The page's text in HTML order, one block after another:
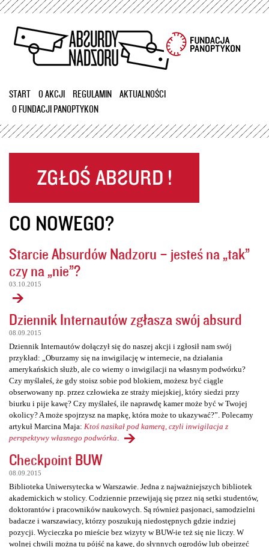
Przejdź
treści
START O AKCJI REGULAMIN
AKTUALNOŚCI
O FUNDACJI PANOPTYKON
CO NOWEGO?
Starcie Absurdów Nadzoru – jesteś na „tak”
czy na „nie”?
03.10.2015
Dziennik Internautów zgłasza swój absurd
08.09.2015
Dziennik Internautów dołączył się do naszej akcji i zgłosił nam swój
przykład: „Oburzamy się na inwigilację w internecie, na działania
amerykańskich służb, ale co wiemy o inwigilacji na własnym podwórku?
Czy myślałeś, że gdy stoisz sobie pod blokiem, możesz być ciągle
obserwowany np. przez człowieka ze straży miejskiej, który siedzi przy
biurku i pije kawę? Czy myślałeś, ile naprawdę kamer może być w Twojej
okolicy? A może spojrzysz na mapkę, która może to ukazywać?”. Polecamy
artykuł Marcina Maja: Ktoś nasikał pod kamerą, czyli inwigilacja z
perspektywy własnego podwórka
Checkpoint BUW
08.09.2015
Biblioteka Uniwersytecka w Warszawie. Jedna z najważniejszych bibliotek
akademickich w stolicy. Codziennie przewijają się przez nią setki studentów,
doktorantów i pracowników naukowych. Są również pasjonaci, samodzielni
badacze i warszawiacy, którzy poszukują niedostępnych gdzie indziej
pozycji. Wycieczka po mieście bez wizyty w BUW-ie też się nie liczy. W
wolnej chwili można tu pójść na kawę, do słynnych ogrodów lub obejrzeć